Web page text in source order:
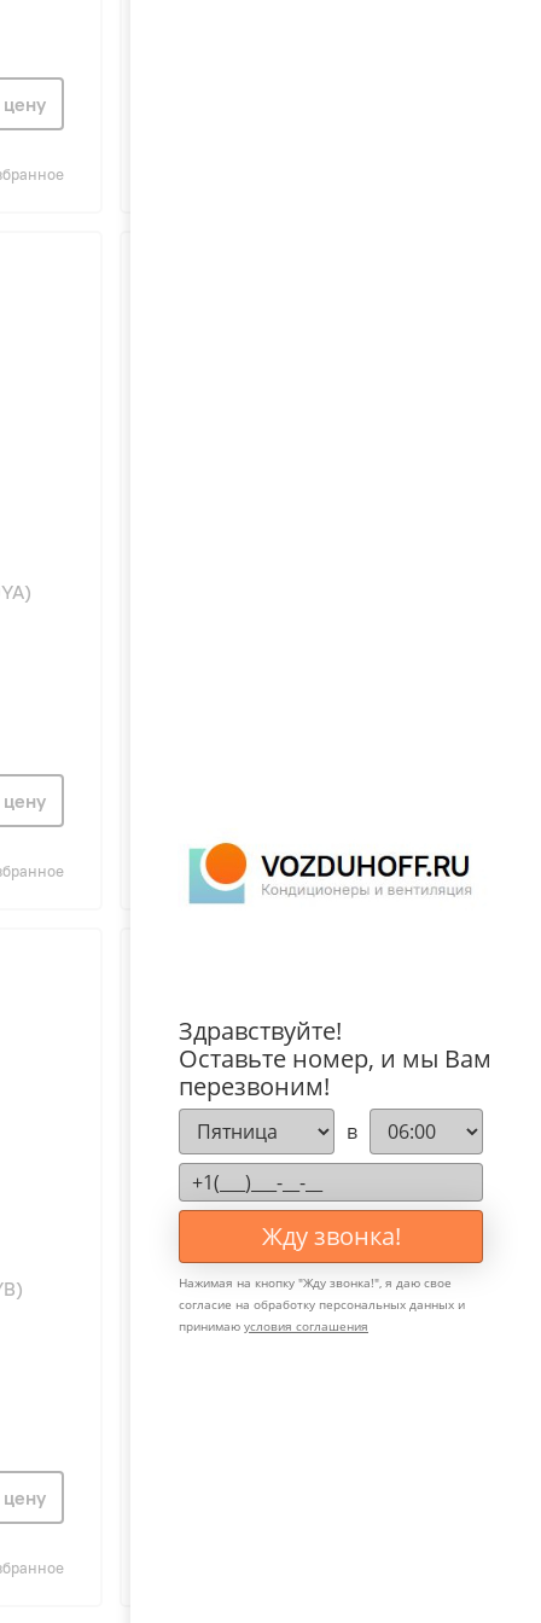
цену
цену
Сравнить В избранное
цену
PHILIPS AWH1618/51(100YB)
UltraHeat
Digitalводонагреватель
Здравствуйте!
Оставьте номер, и мы Вам
перезвоним!
в
Жду звонка!
Нажимая на кнопку "Жду звонка!", я даю свое
согласие на обработку персональных данных и
принимаю условия соглашения